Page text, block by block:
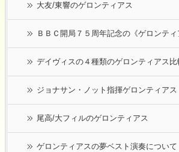
大友/東響のゲロンティアス
ＢＢＣ開局７５周年記念の《ゲロンテ
デイヴィスの４種類のゲロンティアス比
ジョナサン・ノット指揮ゲロンティアス
尾高/大フィルのゲロンティアス
ゲロンティアスの夢ベスト演奏について